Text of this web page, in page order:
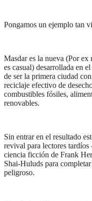
Pongamos un ejemplo tan
Masdar es la nueva (Por
es casual) desarrollada en
de ser la primera ciudad
reciclaje efectivo de
combustibles fósiles,
renovables.
Sin entrar en el resultado
revival para lectores
ciencia ficción de Frank
Shai-Huluds para
peligroso.